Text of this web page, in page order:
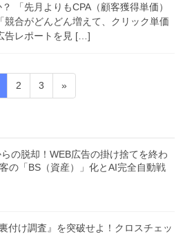
「先月よりもCPA（顧客獲得単価）
合がどんどん増えて、クリック単価
告レポートを見 […]
固
定
ジ
2
固
定
3 »
らの脱却！WEB広告の掛け捨てを終わ
の「BS（資産）」化とAI完全自動戦
付け調査』を突破せよ！クロスチェッ